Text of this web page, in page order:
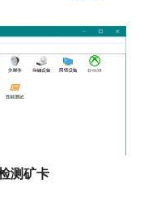
肤”
信息板宽高比
尺寸大小一致。
软件AIDA64查看内
粒，AIDA64设置副
绍。...
测矿卡